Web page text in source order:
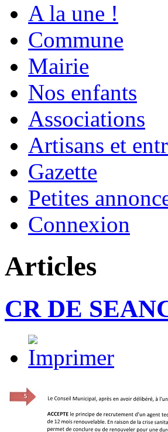
A la une !
Commune
Mairie
Nos enfants
Associations
Artisans et
Gazette
Petites
Connexion
Articles
CR DE